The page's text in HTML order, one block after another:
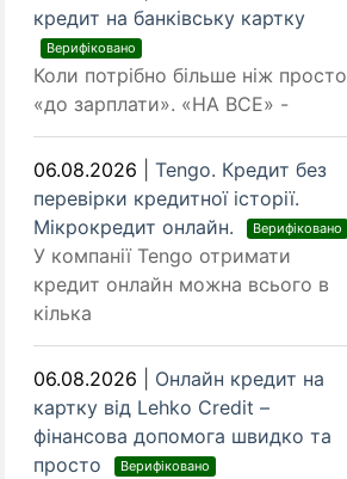
кредит на банківську картку
Верифіковано
Коли потрібно більше ніж просто
«до зарплати». «НА ВСЕ» -
06.08.2026
Tengo. Кредит без
перевірки кредитної історії.
Мікрокредит онлайн.
Верифіковано
У компанії Tengo отримати
кредит онлайн можна всього в
кілька
06.08.2026
Онлайн кредит на
картку від Lehko Сredit –
фінансова допомога швидко та
просто
Верифіковано